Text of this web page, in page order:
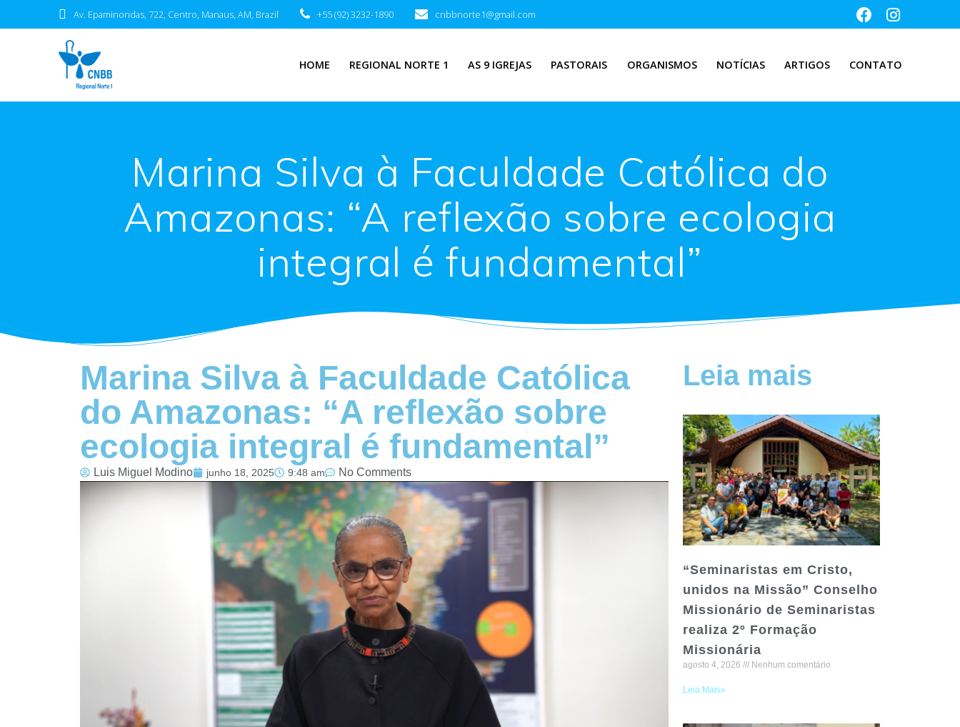
Av. Epaminondas, 722, Centro, Manaus, AM, Brazil +55 (92) 3232-1890 cnbbnorte1@gmail.com
HOME REGIONAL NORTE 1 AS 9 IGREJAS PASTORAIS ORGANISMOS NOTÍCIAS ARTIGOS CONTATO
Marina Silva à Faculdade Católica do
Amazonas: “A reflexão sobre ecologia
integral é fundamental”
Leia mais
“Seminaristas em Cristo,
unidos na Missão” Conselho
Missionário de Seminaristas
realiza 2º Formação
Missionária
agosto 4, 2026 Nenhum comentário
Leia Mais»
Marina Silva à Faculdade Católica
do Amazonas: “A reflexão sobre
ecologia integral é fundamental”
Luis Miguel Modino junho 18, 2025 9:48 am No Comments